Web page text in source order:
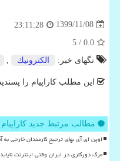
1399/11/08
23:11:28
0.0
/ 5
تگهای خبر:
الكترونیك
این مطلب کاراپیام را
مطالب مرتبط جدید کاراپیام
اوپن ای آی بهای ترجیح کارمندان خارجی به
مرگ دورکاری در ایران وقتی اینترنت